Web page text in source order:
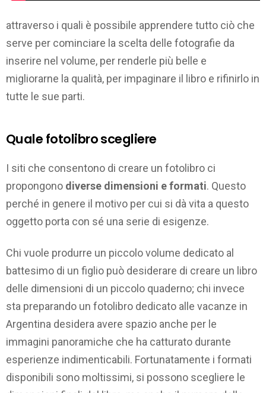
attraverso i quali è possibile apprendere tutto ciò che
serve per cominciare la scelta delle fotografie da
inserire nel volume, per renderle più belle e
migliorarne la qualità, per impaginare il libro e rifinirlo in
tutte le sue parti.
Quale fotolibro scegliere
I siti che consentono di creare un fotolibro ci
propongono diverse dimensioni e formati. Questo
perché in genere il motivo per cui si dà vita a questo
oggetto porta con sé una serie di esigenze.
Chi vuole produrre un piccolo volume dedicato al
battesimo di un figlio può desiderare di creare un libro
delle dimensioni di un piccolo quaderno; chi invece
sta preparando un fotolibro dedicato alle vacanze in
Argentina desidera avere spazio anche per le
immagini panoramiche che ha catturato durante
esperienze indimenticabili. Fortunatamente i formati
disponibili sono moltissimi, si possono scegliere le